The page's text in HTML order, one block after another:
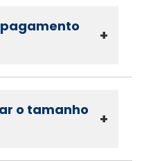
+
o tamanho
+